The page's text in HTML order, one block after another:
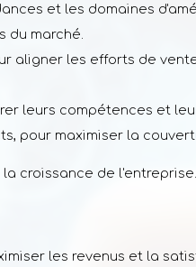
et les domaines
du marché.
aligner les efforts de
leurs compétences et
pour maximiser la
croissance de l'entreprise.
les revenus et la